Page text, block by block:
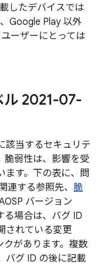
したデバイスでは
Google Play 以外
ーザーにとっては
ル 2021-07-
該当するセキュリテ
脆弱性は、影響を受
ます。下の表に、問
連する参照先、 脆
バージョン
る場合は、バグ ID
されている変更
クがあります。複数
バグ ID の後に記載